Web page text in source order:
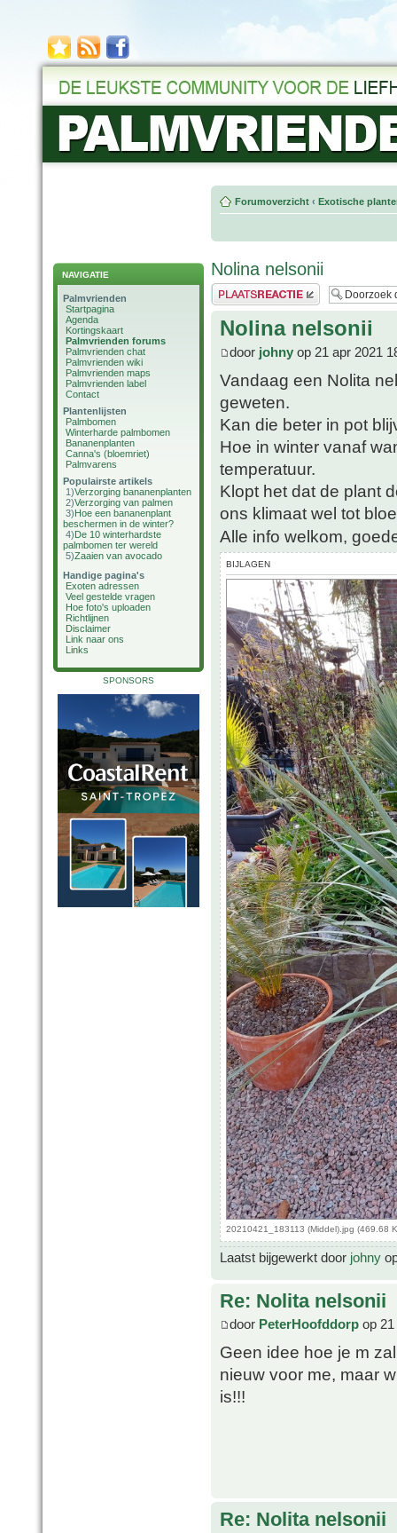
NAVIGATIE
Palmvrienden
Startpagina
Agenda
Kortingskaart
Palmvrienden forums
Palmvrienden chat
Palmvrienden wiki
Palmvrienden maps
Palmvrienden label
Contact
Plantenlijsten
Palmbomen
Winterharde palmbomen
Bananenplanten
Canna's (bloemriet)
Palmvarens
Populairste artikels
1)Verzorging bananenplanten
2)Verzorging van palmen
3)Hoe een bananenplant
beschermen in de winter?
4)De 10 winterhardste
palmbomen ter wereld
5)Zaaien van avocado
Handige pagina's
Exoten adressen
Veel gestelde vragen
Hoe foto's uploaden
Richtlijnen
Disclaimer
Link naar ons
Links
SPONSORS
Forumoverzicht ‹ Exotische
Nolina nelsonii
Plaats een reactie
Nolina nelsonii
door johny op 21 apr 2021
Vandaag een Nolita
geweten.
Kan die beter in pot
Hoe in winter vanaf
temperatuur.
Klopt het dat de plant
ons klimaat wel tot
Alle info welkom,
BIJLAGEN
20210421_183113 (Middel).jpg (469.68
Laatst bijgewerkt door johny
Re: Nolita nelsonii
door PeterHoofddorp op
Geen idee hoe je m
nieuw voor me, maar
is!!!
Re: Nolita nelsonii